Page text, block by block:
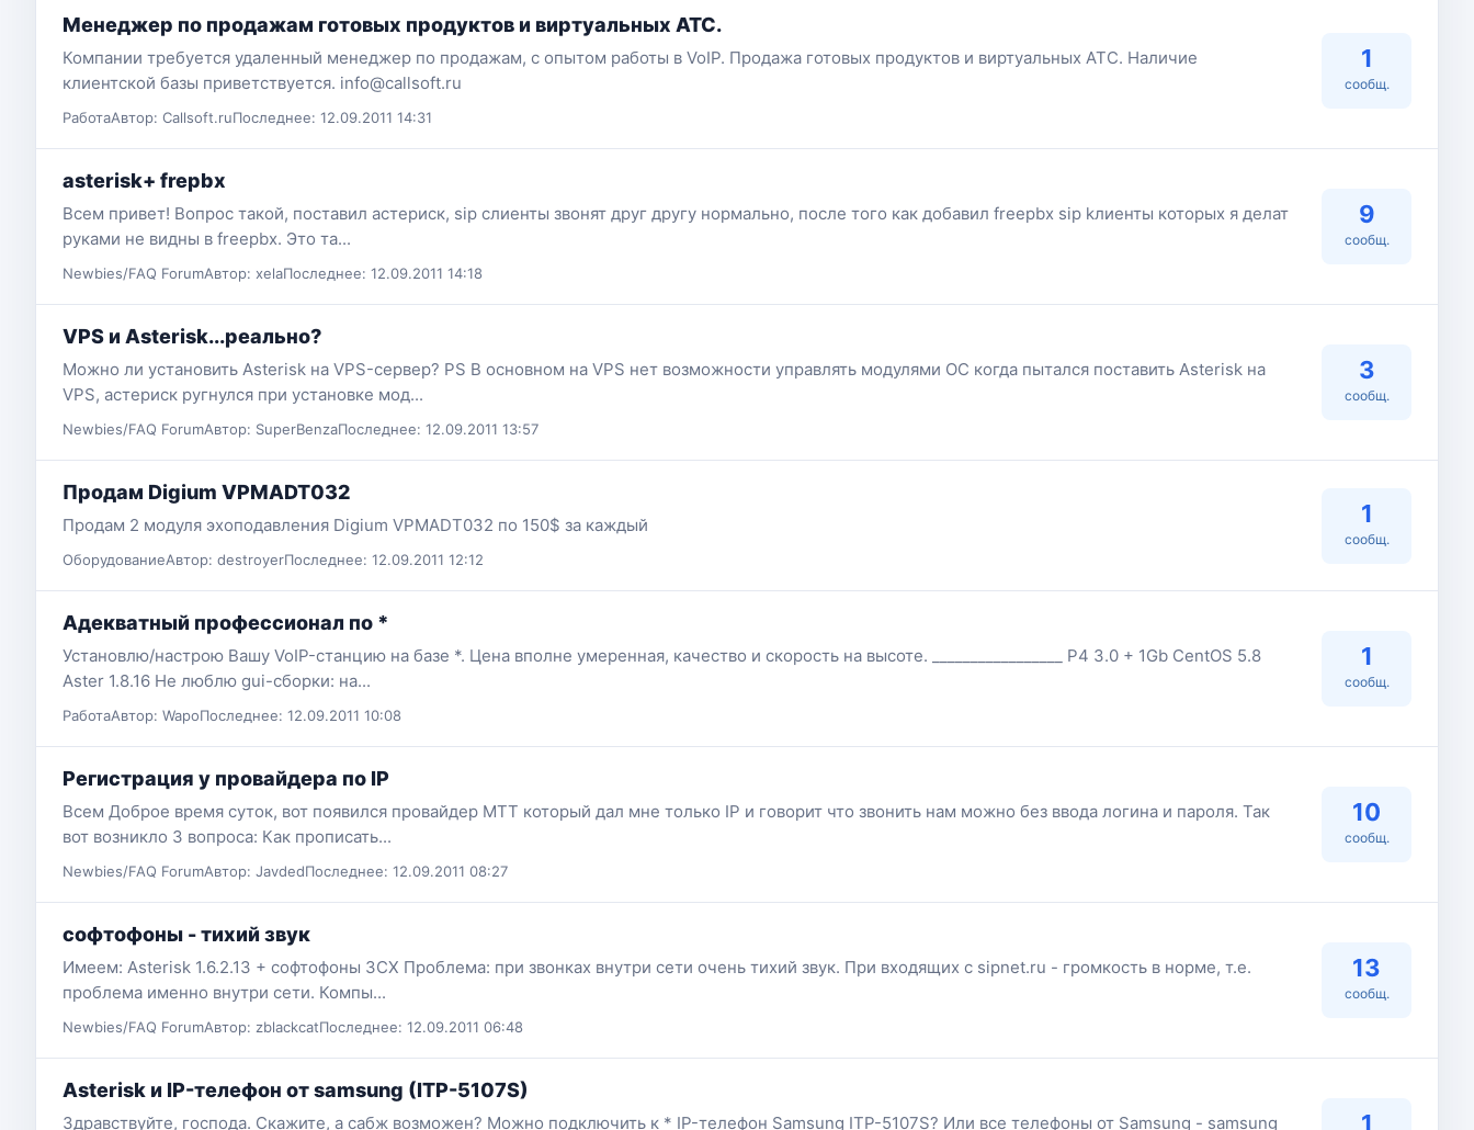
Менеджер по продажам готовых продуктов и виртуальных АТС.
Компании требуется удаленный менеджер по продажам, с опытом работы в VoIP. Продажа готовых продуктов и виртуальных АТС. Наличие
клиентской базы приветствуется. info@callsoft.ru
РаботаАвтор: Callsoft.ruПоследнее: 12.09.2011 14:31
1
сообщ.
asterisk+ frepbx
Всем привет! Вопрос такой, поставил астериск, sip слиенты звонят друг другу нормально, после того как добавил freepbx sip kлиенты которых я делат
руками не видны в freepbx. Это та...
Newbies/FAQ ForumАвтор: xelaПоследнее: 12.09.2011 14:18
9
сообщ.
VPS и Asterisk...реально?
Можно ли установить Asterisk на VPS-сервер? PS В основном на VPS нет возможности управлять модулями ОС когда пытался поставить Asterisk на
VPS, астериск ругнулся при установке мод...
Newbies/FAQ ForumАвтор: SuperBenzaПоследнее: 12.09.2011 13:57
3
сообщ.
Продам Digium VPMADT032
Продам 2 модуля эхоподавления Digium VPMADT032 по 150$ за каждый
ОборудованиеАвтор: destroyerПоследнее: 12.09.2011 12:12
1
сообщ.
Адекватный профессионал по *
Установлю/настрою Вашу VoIP-станцию на базе *. Цена вполне умеренная, качество и скорость на высоте. _________________ P4 3.0 + 1Gb CentOS 5.8
Aster 1.8.16 Не люблю gui-сборки: на...
РаботаАвтор: WapoПоследнее: 12.09.2011 10:08
1
сообщ.
Регистрация у провайдера по IP
Всем Доброе время суток, вот появился провайдер MTT который дал мне только IP и говорит что звонить нам можно без ввода логина и пароля. Так
вот возникло 3 вопроса: Как прописать...
Newbies/FAQ ForumАвтор: JavdedПоследнее: 12.09.2011 08:27
10
сообщ.
софтофоны - тихий звук
Имеем: Asterisk 1.6.2.13 + софтофоны 3CX Проблема: при звонках внутри сети очень тихий звук. При входящих с sipnet.ru - громкость в норме, т.е.
проблема именно внутри сети. Компы...
Newbies/FAQ ForumАвтор: zblackcatПоследнее: 12.09.2011 06:48
13
сообщ.
Asterisk и IP-телефон от samsung (ITP-5107S)
Здравствуйте, господа. Скажите, а сабж возможен? Можно подключить к * IP-телефон Samsung ITP-5107S? Или все телефоны от Samsung - samsung
1